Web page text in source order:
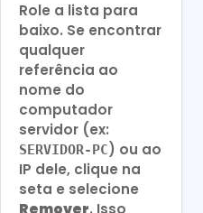
Role a lista para
baixo. Se encontrar
qualquer
referência ao
nome do
computador
servidor (ex:
SERVIDOR-PC) ou ao
IP dele, clique na
seta e selecione